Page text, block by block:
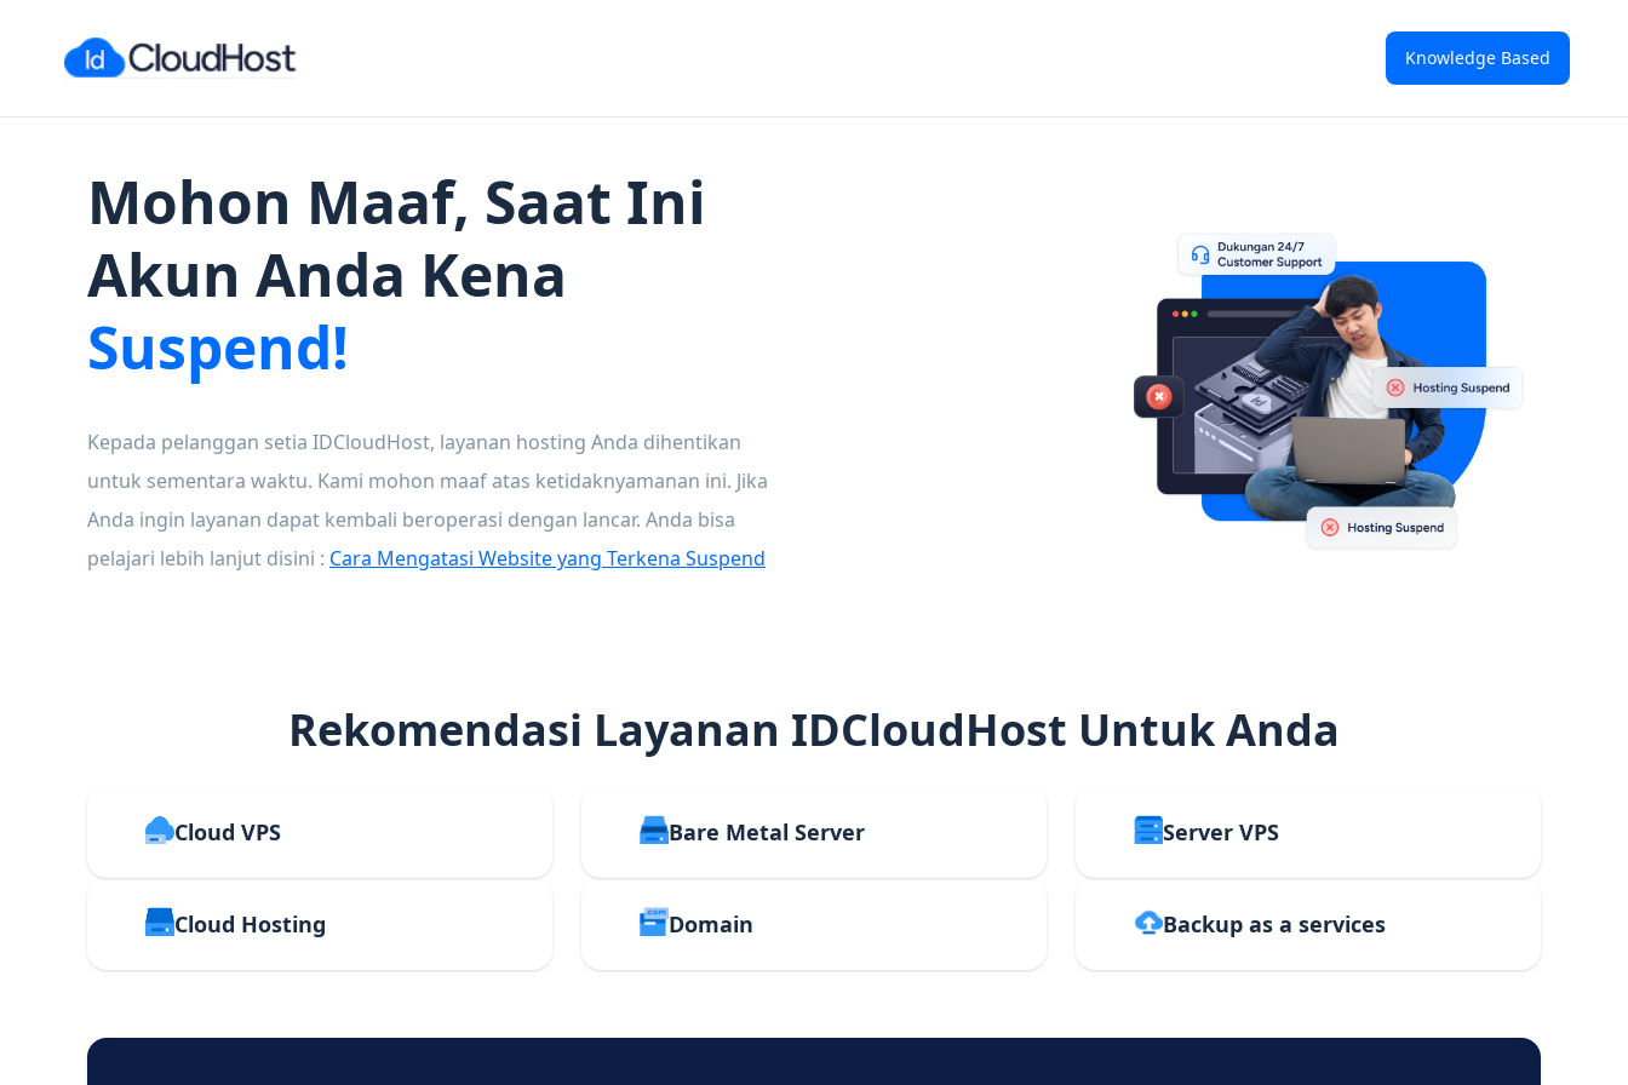
Knowledge Based
Mohon Maaf, Saat Ini
Akun Anda Kena
Suspend!
Kepada pelanggan setia IDCloudHost, layanan hosting Anda dihentikan
untuk sementara waktu. Kami mohon maaf atas ketidaknyamanan ini. Jika
Anda ingin layanan dapat kembali beroperasi dengan lancar. Anda bisa
pelajari lebih lanjut disini : Cara Mengatasi Website yang Terkena Suspend
Rekomendasi Layanan IDCloudHost Untuk Anda
Cloud VPS Bare Metal Server Server VPS
Cloud Hosting Domain Backup as a services